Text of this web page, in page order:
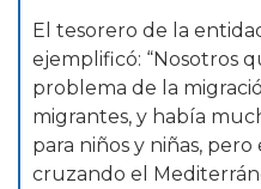
El tesorero de la
ejemplificó: “Nosotros
problema de la
migrantes, y había
para niños y niñas,
cruzando el